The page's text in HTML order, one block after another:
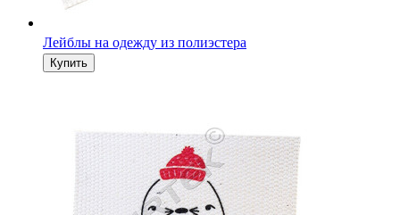
Лейблы на одежду из полиэстера